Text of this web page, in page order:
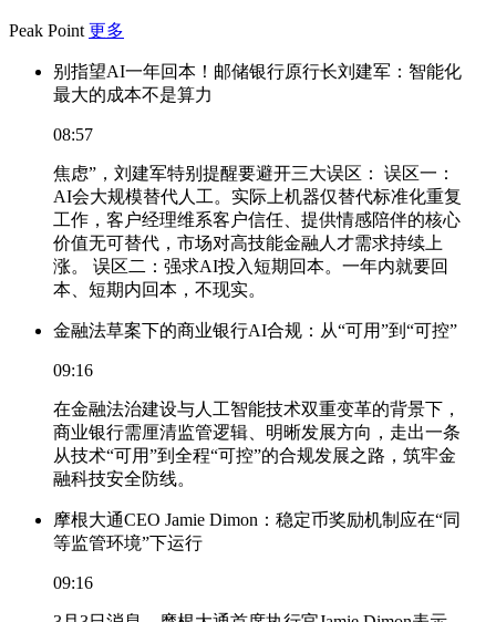
Peak Point 更多
别指望AI一年回本！邮储银行原行长刘建军：智能化
最大的成本不是算力
08:57
焦虑”，刘建军特别提醒要避开三大误区： 误区一：
AI会大规模替代人工。实际上机器仅替代标准化重复
工作，客户经理维系客户信任、提供情感陪伴的核心
价值无可替代，市场对高技能金融人才需求持续上
涨。 误区二：强求AI投入短期回本。一年内就要回
本、短期内回本，不现实。
金融法草案下的商业银行AI合规：从“可用”到“可控”
09:16
在金融法治建设与人工智能技术双重变革的背景下，
商业银行需厘清监管逻辑、明晰发展方向，走出一条
从技术“可用”到全程“可控”的合规发展之路，筑牢金
融科技安全防线。
摩根大通CEO Jamie Dimon：稳定币奖励机制应在“同
等监管环境”下运行
09:16